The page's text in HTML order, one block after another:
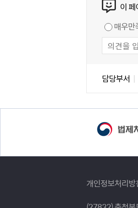
이
매우만
담당부서
개인정보처리방